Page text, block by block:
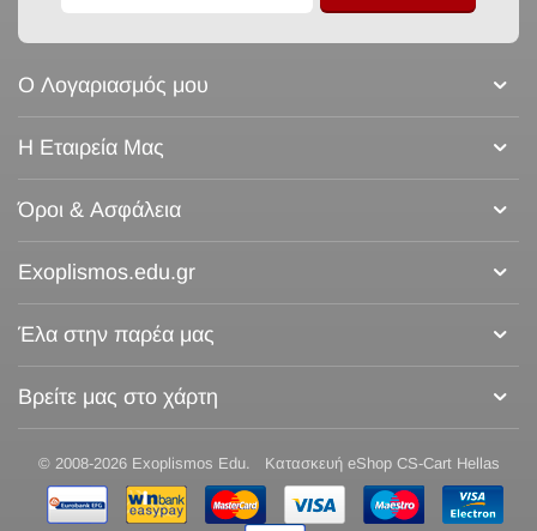
Ο Λογαριασμός μου
Η Εταιρεία Μας
Όροι & Ασφάλεια
Exoplismos.edu.gr
Έλα στην παρέα μας
Βρείτε μας στο χάρτη
© 2008-2026 Exoplismos Edu. Κατασκευή eShop CS-Cart Hellas